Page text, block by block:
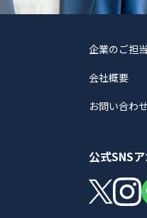
企業のご担
会社概要
お問い合わ
公式SNS